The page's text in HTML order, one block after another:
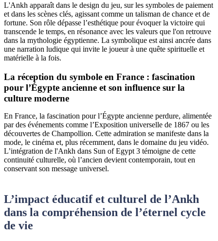
L'Ankh apparaît dans le design du jeu, sur les symboles de paiement
et dans les scènes clés, agissant comme un talisman de chance et de
fortune. Son rôle dépasse l’esthétique pour évoquer la victoire qui
transcende le temps, en résonance avec les valeurs que l'on retrouve
dans la mythologie égyptienne. La symbolique est ainsi ancrée dans
une narration ludique qui invite le joueur à une quête spirituelle et
matérielle à la fois.
La réception du symbole en France : fascination
pour l’Égypte ancienne et son influence sur la
culture moderne
En France, la fascination pour l’Égypte ancienne perdure, alimentée
par des événements comme l’Exposition universelle de 1867 ou les
découvertes de Champollion. Cette admiration se manifeste dans la
mode, le cinéma et, plus récemment, dans le domaine du jeu vidéo.
L’intégration de l'Ankh dans Sun of Egypt 3 témoigne de cette
continuité culturelle, où l’ancien devient contemporain, tout en
conservant son message universel.
L’impact éducatif et culturel de l’Ankh
dans la compréhension de l’éternel cycle
de vie